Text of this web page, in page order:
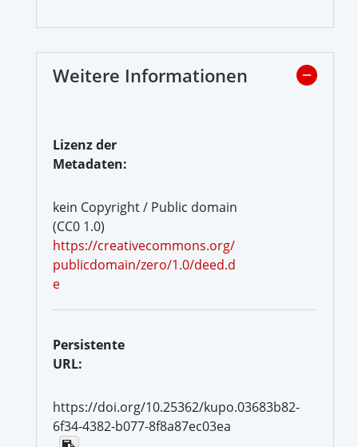
Weitere Informationen
Lizenz der
Metadaten:
kein Copyright / Public domain
(CC0 1.0)
https://creativecommons.org/
publicdomain/zero/1.0/deed.d
e
Persistente
URL:
https://doi.org/10.25362/kupo.03683b82-
6f34-4382-b077-8f8a87ec03ea